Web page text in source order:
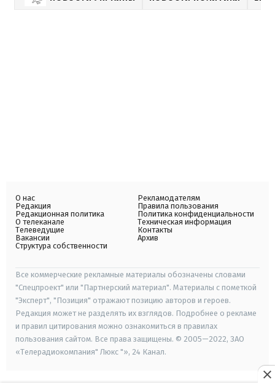
О нас
Редакция
Редакционная политика
О телеканале
Телеведущие
Вакансии
Структура собственности
Рекламодателям
Правила пользования
Политика конфиденциальности
Техническая информация
Контакты
Архив
Все коммерческие рекламные материалы обозначены словами
"Спецпроект" или "Партнерский материал". Материалы с пометкой
"Эксперт", "Позиция" отражают позицию авторов и героев.
Редакция может не разделять их взглядов. Подробнее о рекламе
и правил цитирования можно ознакомиться в правилах
пользования сайтом. Все права защищены. © 2005—2022, ЗАО
«Телерадиокомпания" Люкс "», 24 Канал.